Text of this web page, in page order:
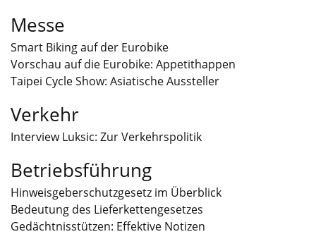
Messe
Smart Biking auf der Eurobike
Vorschau auf die Eurobike: Appetithappen
Taipei Cycle Show: Asiatische Aussteller
Verkehr
Interview Luksic: Zur Verkehrspolitik
Betriebsführung
Hinweisgeberschutzgesetz im Überblick
Bedeutung des Lieferkettengesetzes
Gedächtnisstützen: Effektive Notizen